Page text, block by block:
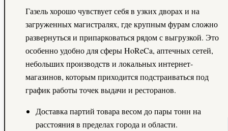
Газель хорошо чувствует себя в узких дворах и на
загруженных магистралях, где крупным фурам сложно
развернуться и припарковаться рядом с выгрузкой. Это
особенно удобно для сферы HoReCa, аптечных сетей,
небольших производств и локальных интернет-
магазинов, которым приходится подстраиваться под
график работы точек выдачи и ресторанов.
Доставка партий товара весом до пары тонн на
расстояния в пределах города и области.